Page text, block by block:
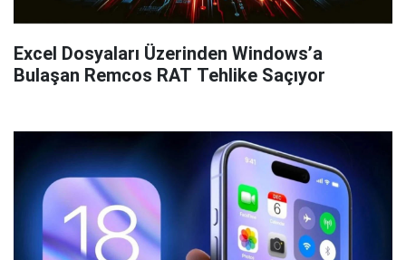
Excel Dosyaları Üzerinden Windows’a
Bulaşan Remcos RAT Tehlike Saçıyor